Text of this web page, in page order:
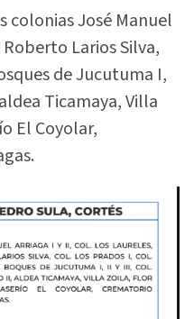
colonias José Manuel
Larios Silva,
de Jucutuma I,
Ticamaya, Villa
El Coyolar,